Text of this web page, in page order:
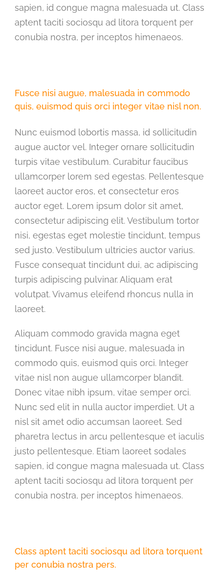
sapien, id congue magna malesuada ut. Class
aptent taciti sociosqu ad litora torquent per
conubia nostra, per inceptos himenaeos.
Fusce nisi augue, malesuada in commodo
quis, euismod quis orci integer vitae nisl non.
Nunc euismod lobortis massa, id sollicitudin
augue auctor vel. Integer ornare sollicitudin
turpis vitae vestibulum. Curabitur faucibus
ullamcorper lorem sed egestas. Pellentesque
laoreet auctor eros, et consectetur eros
auctor eget. Lorem ipsum dolor sit amet,
consectetur adipiscing elit. Vestibulum tortor
nisi, egestas eget molestie tincidunt, tempus
sed justo. Vestibulum ultricies auctor varius.
Fusce consequat tincidunt dui, ac adipiscing
turpis adipiscing pulvinar. Aliquam erat
volutpat. Vivamus eleifend rhoncus nulla in
laoreet.
Aliquam commodo gravida magna eget
tincidunt. Fusce nisi augue, malesuada in
commodo quis, euismod quis orci. Integer
vitae nisl non augue ullamcorper blandit.
Donec vitae nibh ipsum, vitae semper orci.
Nunc sed elit in nulla auctor imperdiet. Ut a
nisl sit amet odio accumsan laoreet. Sed
pharetra lectus in arcu pellentesque et iaculis
justo pellentesque. Etiam laoreet sodales
sapien, id congue magna malesuada ut. Class
aptent taciti sociosqu ad litora torquent per
conubia nostra, per inceptos himenaeos.
Class aptent taciti sociosqu ad litora torquent
per conubia nostra pers.